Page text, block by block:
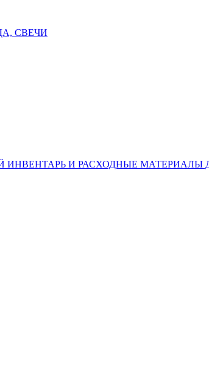
СВЕЧИ
ИНВЕНТАРЬ И РАСХОДНЫЕ МАТЕРИАЛЫ